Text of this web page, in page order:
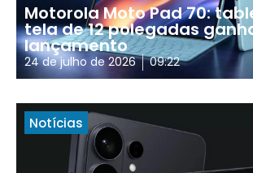
Motorola Moto Pad 70:
tela de 12 polegadas
lançamento
24 de julho de 2026 09:22
Notícias